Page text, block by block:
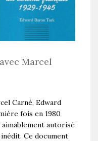
Marcel
Carné, Edward
fois en 1980
aimablement autorisé
Ce document